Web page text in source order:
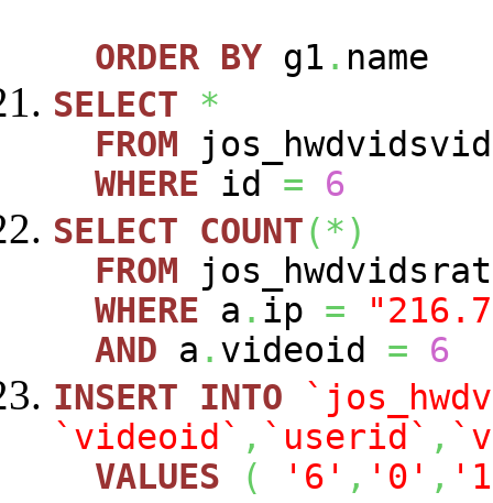
ORDER BY g1 . name
SELECT
*
FROM
WHERE id =
6
SELECT
COUNT(*)
FROM
WHERE a . ip =
AND a . videoid =
6
INSERT
INTO
`videoid` , `userid` ,
VALUES
( '6' , '0' ,